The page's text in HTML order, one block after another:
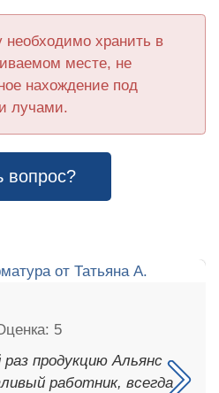
необходимо хранить в
месте, не
нахождение под
лучами.
вопрос?
продукцию Альянс
работник, всегда